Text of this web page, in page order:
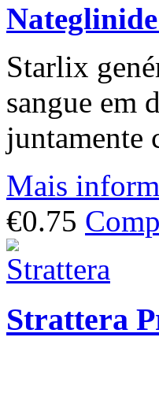
Starlix
sangue em
juntamente
Mais
€0.75
Strattera